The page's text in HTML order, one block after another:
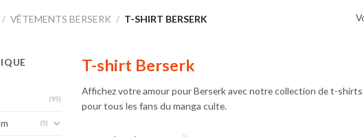
/ VÊTEMENTS BERSERK / T-SHIRT BERSERK
(95)
(5)
T-shirt Berserk
Affichez votre amour pour Berserk avec notre collection de t-
pour tous les fans du manga culte.